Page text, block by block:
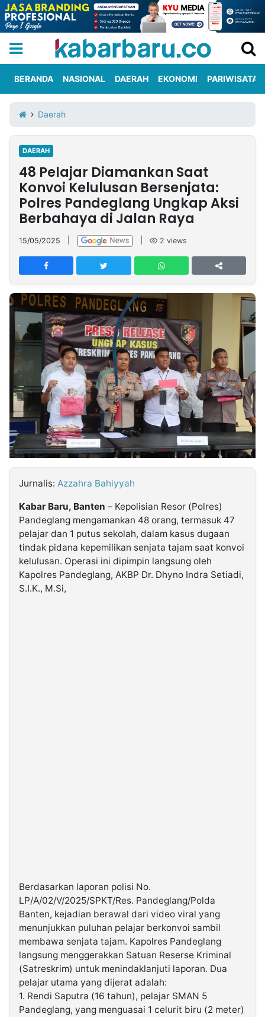
Iklan
Berita
Kami
Nasional
International
Olahraga
Entertainment
Daerah
Pariwisata
Kuliner
Kolom
Network
PT
TREETAN
MULTIMEDIA
INDONESIA
Partner
Insight
NTB
Suara
Time
Lens
Daily
Jogja
Jalan
Rakyat
Idealita
News
Kita
Notice
Dinamikapost.com
Radar
Baru
Seedbacklink
Follow
Kabarbaru
BERANDA NASIONAL DAERAH EKONOMI PARIWISATA
Daerah
DAERAH
48 Pelajar Diamankan Saat
Konvoi Kelulusan Bersenjata:
Polres Pandeglang Ungkap Aksi
Berbahaya di Jalan Raya
15/05/2025 2 views
Jurnalis: Azzahra Bahiyyah
Kabar Baru, Banten – Kepolisian Resor (Polres)
Pandeglang mengamankan 48 orang, termasuk 47
pelajar dan 1 putus sekolah, dalam kasus dugaan
tindak pidana kepemilikan senjata tajam saat konvoi
kelulusan. Operasi ini dipimpin langsung oleh
Kapolres Pandeglang, AKBP Dr. Dhyno Indra Setiadi,
S.I.K., M.Si,
Berdasarkan laporan polisi No.
LP/A/02/V/2025/SPKT/Res. Pandeglang/Polda
Banten, kejadian berawal dari video viral yang
menunjukkan puluhan pelajar berkonvoi sambil
membawa senjata tajam. Kapolres Pandeglang
langsung menggerakkan Satuan Reserse Kriminal
(Satreskrim) untuk menindaklanjuti laporan. Dua
pelajar utama yang dijerat adalah:
1. Rendi Saputra (16 tahun), pelajar SMAN 5
Pandeglang, yang menguasai 1 celurit biru (2 meter)